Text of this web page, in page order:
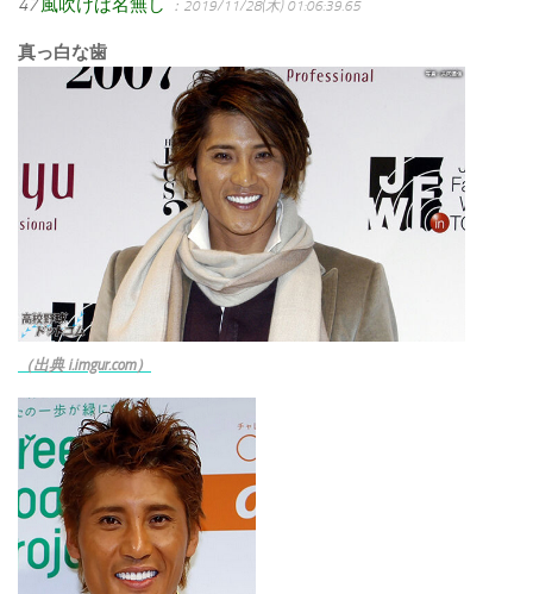
47 風吹けば名無し ：2019/11/28(木) 01:06:39.65
真っ白な歯
（出典 i.imgur.com）